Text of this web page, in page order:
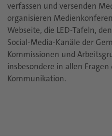
verfassen und versenden
organisieren
Webseite, die LED-Tafeln,
Social-Media-Kanäle der
Kommissionen und
insbesondere in allen
Kommunikation.